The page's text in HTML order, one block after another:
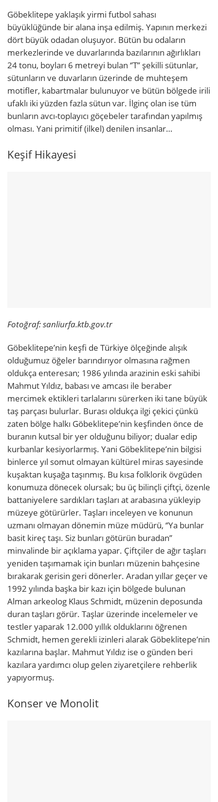
Göbeklitepe yaklaşık yirmi futbol sahası
büyüklüğünde bir alana inşa edilmiş. Yapının merkezi
dört büyük odadan oluşuyor. Bütün bu odaların
merkezlerinde ve duvarlarında bazılarının ağırlıkları
24 tonu, boyları 6 metreyi bulan ‘’T’’ şekilli sütunlar,
sütunların ve duvarların üzerinde de muhteşem
motifler, kabartmalar bulunuyor ve bütün bölgede irili
ufaklı iki yüzden fazla sütun var. İlginç olan ise tüm
bunların avcı-toplayıcı göçebeler tarafından yapılmış
olması. Yani primitif (ilkel) denilen insanlar…
Keşif Hikayesi
Fotoğraf: sanliurfa.ktb.gov.tr
Göbeklitepe’nin keşfi de Türkiye ölçeğinde alışık
olduğumuz öğeler barındırıyor olmasına rağmen
oldukça enteresan; 1986 yılında arazinin eski sahibi
Mahmut Yıldız, babası ve amcası ile beraber
mercimek ektikleri tarlalarını sürerken iki tane büyük
taş parçası bulurlar. Burası oldukça ilgi çekici çünkü
zaten bölge halkı Göbeklitepe’nin keşfinden önce de
buranın kutsal bir yer olduğunu biliyor; dualar edip
kurbanlar kesiyorlarmış. Yani Göbeklitepe’nin bilgisi
binlerce yıl somut olmayan kültürel miras sayesinde
kuşaktan kuşağa taşınmış. Bu kısa folklorik övgüden
konumuza dönecek olursak; bu üç bilinçli çiftçi, özenle
battaniyelere sardıkları taşları at arabasına yükleyip
müzeye götürürler. Taşları inceleyen ve konunun
uzmanı olmayan dönemin müze müdürü, ‘’Ya bunlar
basit kireç taşı. Siz bunları götürün buradan’’
minvalinde bir açıklama yapar. Çiftçiler de ağır taşları
yeniden taşımamak için bunları müzenin bahçesine
bırakarak gerisin geri dönerler. Aradan yıllar geçer ve
1992 yılında başka bir kazı için bölgede bulunan
Alman arkeolog Klaus Schmidt, müzenin deposunda
duran taşları görür. Taşlar üzerinde incelemeler ve
testler yaparak 12.000 yıllık olduklarını öğrenen
Schmidt, hemen gerekli izinleri alarak Göbeklitepe’nin
kazılarına başlar. Mahmut Yıldız ise o günden beri
kazılara yardımcı olup gelen ziyaretçilere rehberlik
yapıyormuş.
Konser ve Monolit